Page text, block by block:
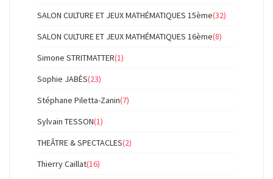
SALON CULTURE ET JEUX MATHÉMATIQUES 15ème(32)
SALON CULTURE ET JEUX MATHÉMATIQUES 16ème(8)
Simone STRITMATTER(1)
Sophie JABÈS(23)
Stéphane Piletta-Zanin(7)
Sylvain TESSON(1)
THEÂTRE & SPECTACLES(2)
Thierry Caillat(16)